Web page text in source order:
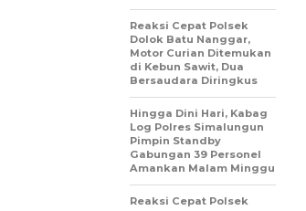
Reaksi Cepat Polsek
Dolok Batu Nanggar,
Motor Curian Ditemukan
di Kebun Sawit, Dua
Bersaudara Diringkus
Hingga Dini Hari, Kabag
Log Polres Simalungun
Pimpin Standby
Gabungan 39 Personel
Amankan Malam Minggu
Reaksi Cepat Polsek